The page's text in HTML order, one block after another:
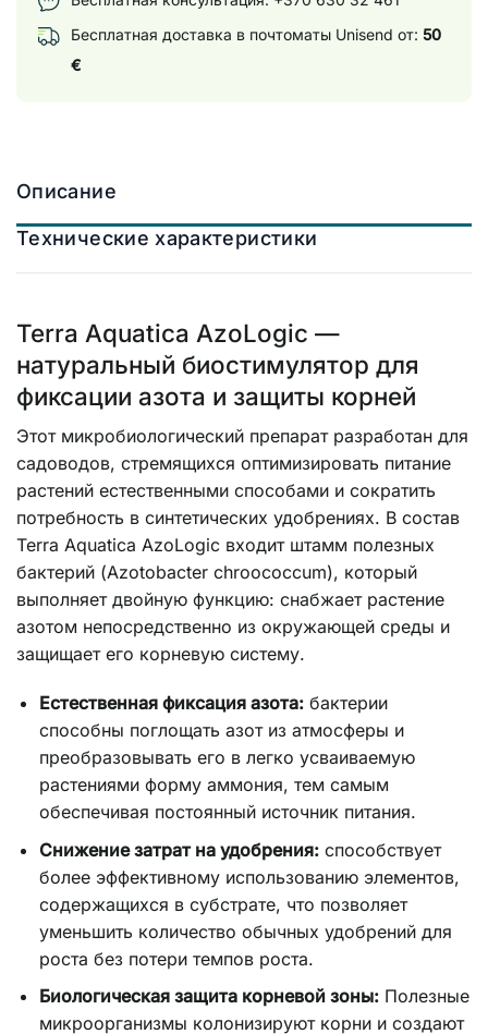
Бесплатная доставка в почтоматы Unisend от: 50
€
Описание
Технические характеристики
Terra Aquatica AzoLogic —
натуральный биостимулятор для
фиксации азота и защиты корней
Этот микробиологический препарат разработан для
садоводов, стремящихся оптимизировать питание
растений естественными способами и сократить
потребность в синтетических удобрениях. В состав
Terra Aquatica AzoLogic входит штамм полезных
бактерий (Azotobacter chroococcum), который
выполняет двойную функцию: снабжает растение
азотом непосредственно из окружающей среды и
защищает его корневую систему.
Естественная фиксация азота:бактерии
способны поглощать азот из атмосферы и
преобразовывать его в легко усваиваемую
растениями форму аммония, тем самым
обеспечивая постоянный источник питания.
Снижение затрат на удобрения:способствует
более эффективному использованию элементов,
содержащихся в субстрате, что позволяет
уменьшить количество обычных удобрений для
роста без потери темпов роста.
Биологическая защита корневой зоны:Полезные
микроорганизмы колонизируют корни и создают